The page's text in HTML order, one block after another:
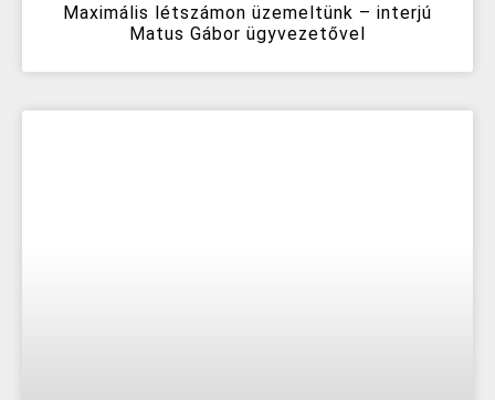
Maximális létszámon üzemeltünk – interjú
Matus Gábor ügyvezetővel